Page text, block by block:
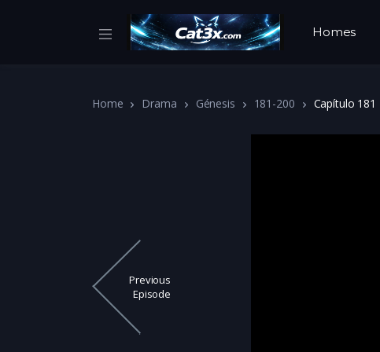
Homes
Home Drama Génesis 181-200 Capítulo 181
Previous
Episode